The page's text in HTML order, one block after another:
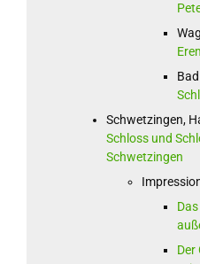
Schwetzingen,
Schloss und
Schwetzingen
Der